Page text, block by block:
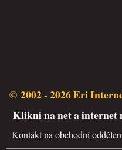
© 2002 - 2026 Eri
Klikni na net a internet
Kontakt na obchodní